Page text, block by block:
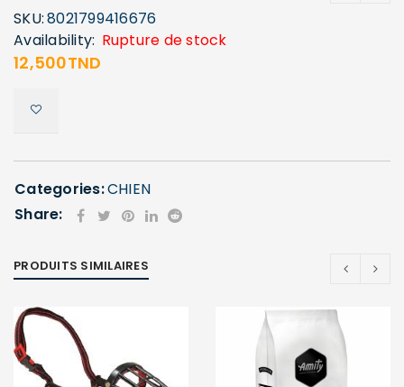
SKU:8021799416676
Availability: Rupture de stock
12,500TND
Categories:CHIEN
Share:
PRODUITS SIMILAIRES